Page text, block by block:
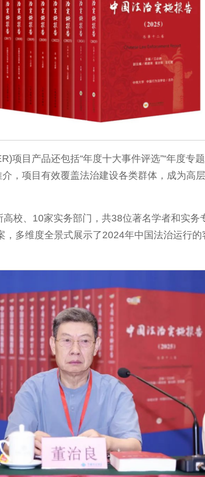
项目产品还包括“年度十大事件评选”“年度专
，项目有效覆盖法治建设各类群体，成为高
高校、10家实务部门，共38位著名学者和实
多维度全景式展示了2024年中国法治运行的